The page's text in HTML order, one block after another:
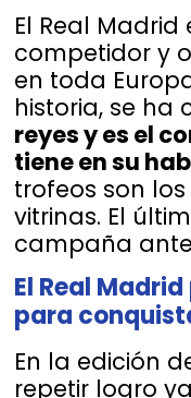
El Real
competidor y
en toda
historia, se ha
reyes y es el
tiene en su
trofeos son
vitrinas. El
campaña
El Real
para
En la edición
repetir logro